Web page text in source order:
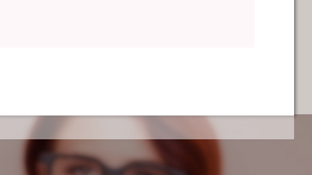
crecí confiando en las perso
devolviendo con la mism